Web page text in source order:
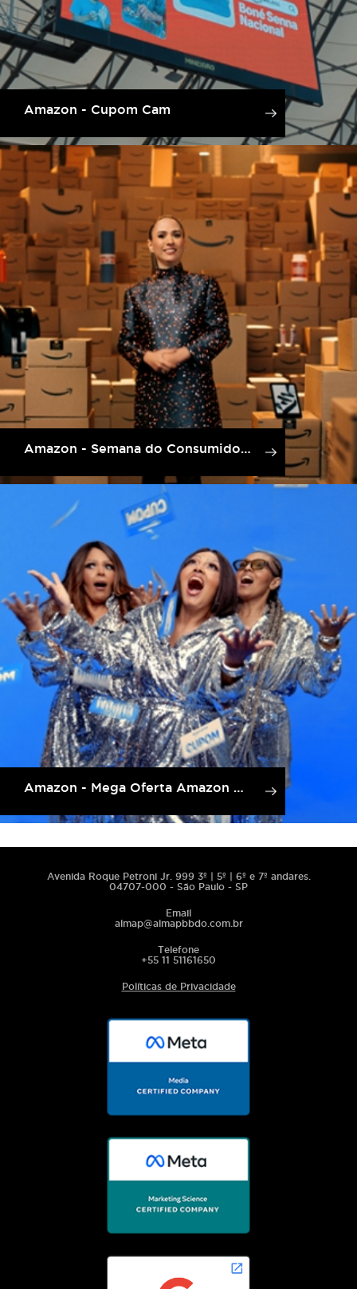
Amazon - Cupom Cam
Amazon - Semana do Consumidor Amazon
Amazon - Mega Oferta Amazon Prime
Avenida Roque Petroni Jr. 999 3º | 5º | 6º e 7º andares.
04707-000 - São Paulo - SP
Email
almap@almapbbdo.com.br
Telefone
+55 11 51161650
Políticas de Privacidade